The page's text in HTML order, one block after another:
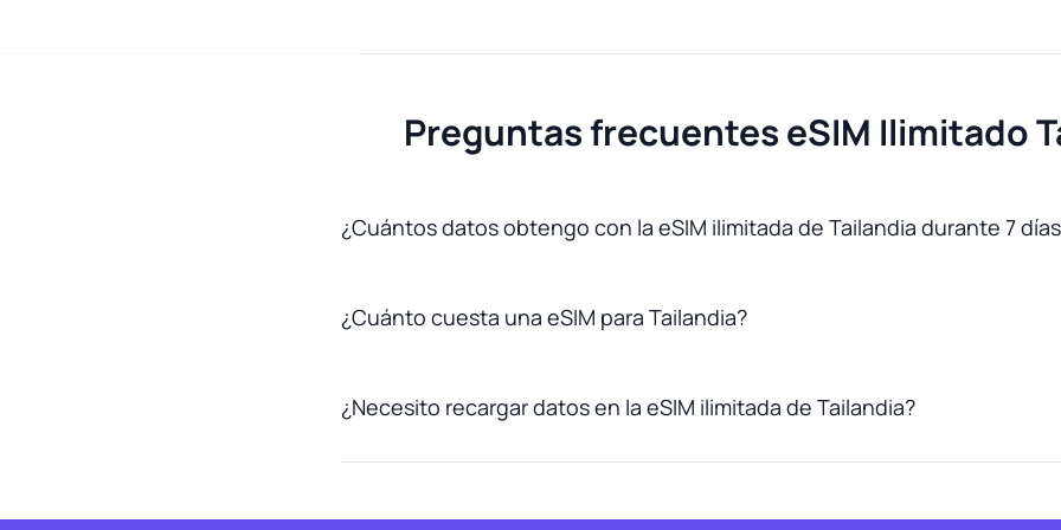
Preguntas frecuentes eSIM Ilimitado
¿Cuántos datos obtengo con la eSIM ilimitada de Tailandia durante 7
¿Cuánto cuesta una eSIM para Tailandia?
¿Necesito recargar datos en la eSIM ilimitada de Tailandia?